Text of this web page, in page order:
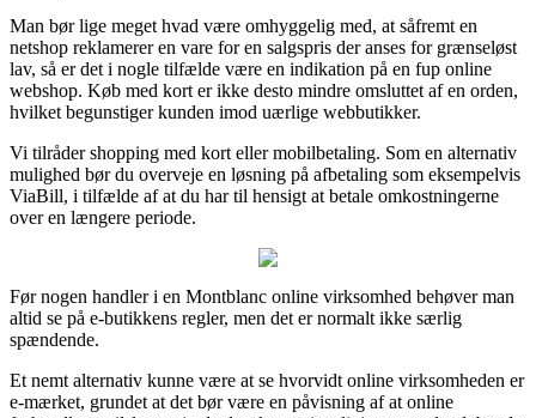
Man bør lige meget hvad være omhyggelig med, at såfremt en
netshop reklamerer en vare for en salgspris der anses for grænseløst
lav, så er det i nogle tilfælde være en indikation på en fup online
webshop. Køb med kort er ikke desto mindre omsluttet af en orden,
hvilket begunstiger kunden imod uærlige webbutikker.
Vi tilråder shopping med kort eller mobilbetaling. Som en alternativ
mulighed bør du overveje en løsning på afbetaling som eksempelvis
ViaBill, i tilfælde af at du har til hensigt at betale omkostningerne
over en længere periode.
Før nogen handler i en Montblanc online virksomhed behøver man
altid se på e-butikkens regler, men det er normalt ikke særlig
spændende.
Et nemt alternativ kunne være at se hvorvidt online virksomheden er
e-mærket, grundet at det bør være en påvisning af at online